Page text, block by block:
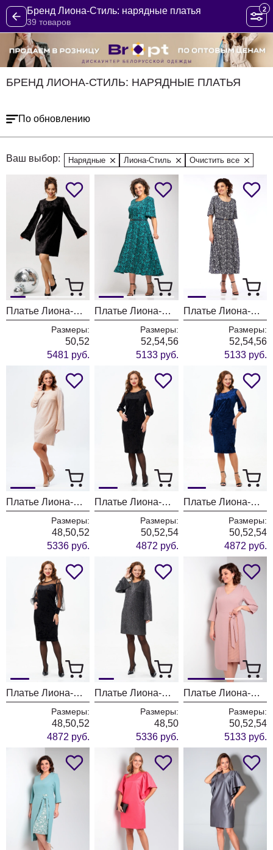
Бренд Лиона-Стиль: нарядные платья
39 товаров
2
БРЕНД ЛИОНА-СТИЛЬ: НАРЯДНЫЕ ПЛАТЬЯ
По обновлению
Ваш выбор: Нарядные Лиона-Стиль Очистить все
Платье Лиона-Стиль 967 черный
Размеры:
50,52
5481 руб.
Платье Лиона-Стиль 940 бирюза+синий
Размеры:
52,54,56
5133 руб.
Платье Лиона-Стиль 940
Размеры:
52,54,56
5133 руб.
Платье Лиона-Стиль 918 бежевый
Размеры:
48,50,52
5336 руб.
Платье Лиона-Стиль 921 черный
Размеры:
50,52,54
4872 руб.
Платье Лиона-Стиль 921 синий
Размеры:
50,52,54
4872 руб.
Платье Лиона-Стиль 920 черный
Размеры:
48,50,52
4872 руб.
Платье Лиона-Стиль 918
Размеры:
48,50
5336 руб.
Платье Лиона-Стиль 896 персиковый
Размеры:
50,52,54
5133 руб.